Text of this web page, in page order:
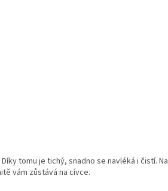
tomu je tichý, snadno se navléká i čistí.
vám zůstává na cívce.